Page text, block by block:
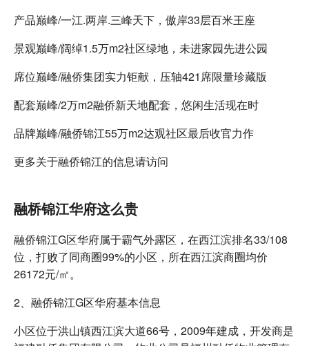
产品巅峰/一江.两岸.三峰天下，傲岸33层百米王座
景观巅峰/阔绰1.5万m2社区绿地，未进家园先进公园
席位巅峰/融侨集团实力钜献，压轴421席限量珍藏版
配套巅峰/2万m2融侨新天地配套，悠闲生活现在时
品牌巅峰/融侨锦江55万m2达观社区最后收官力作
更多关于融侨锦江的信息请访问
融桥锦江华府这么贵
融侨锦江G区华府属于霸气外露区，在西江滨排名33/108
位，打败了同商圈99%的小区，所在西江滨商圈均价
26172元/㎡。
2、融侨锦江G区华府基本信息
小区位于洪山镇西江滨大道66号，2009年建成，开发商是